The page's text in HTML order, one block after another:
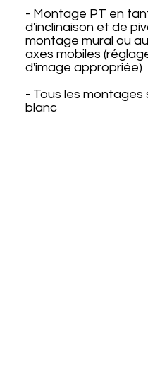
- Montage PT en
d'inclinaison et de
montage mural ou
axes mobiles
d'image appropriée)
- Tous les montages
blanc